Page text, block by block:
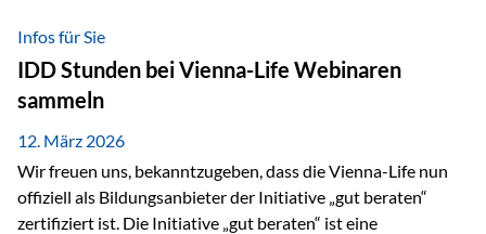
Vermögensschutz strategisch miteinander verbindet.
Warum klassische Nachfolgeplanung oft scheitert Viele
Vermögen werden erst im Todesfall übertragen. Das kann zu
Problemen führen: Hohe Erbschaftsteuern Streitigkeiten
zwischen Erben Liquiditätsprobleme bei Immobilien…
Infos für Sie
IDD Stunden bei Vienna-Life Webinaren
sammeln
12. März 2026
Wir freuen uns, bekanntzugeben, dass die Vienna-Life nun
offiziell als Bildungsanbieter der Initiative „gut beraten“
zertifiziert ist. Die Initiative „gut beraten“ ist eine